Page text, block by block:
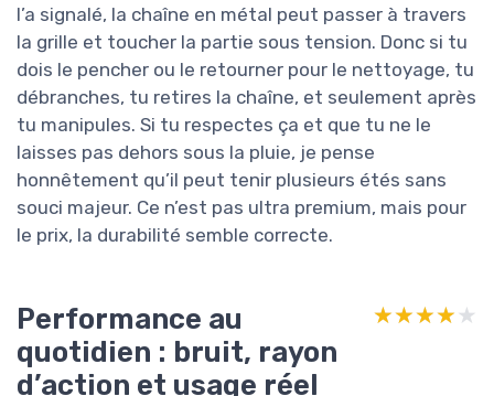
l’a signalé, la chaîne en métal peut passer à travers
la grille et toucher la partie sous tension. Donc si tu
dois le pencher ou le retourner pour le nettoyage, tu
débranches, tu retires la chaîne, et seulement après
tu manipules. Si tu respectes ça et que tu ne le
laisses pas dehors sous la pluie, je pense
honnêtement qu’il peut tenir plusieurs étés sans
souci majeur. Ce n’est pas ultra premium, mais pour
le prix, la durabilité semble correcte.
Performance au
quotidien : bruit, rayon
d’action et usage réel
★★★★★
★★★★★